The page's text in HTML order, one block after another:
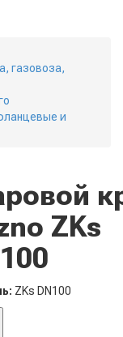
газовоза,
и
ZKs
ZKs DN100